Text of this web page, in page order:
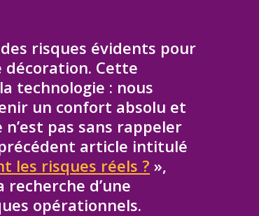
risques évidents pour
décoration. Cette
technologie : nous
un confort absolu et
pas sans rappeler
article intitulé
les risques réels ? »,
d’une
opérationnels.